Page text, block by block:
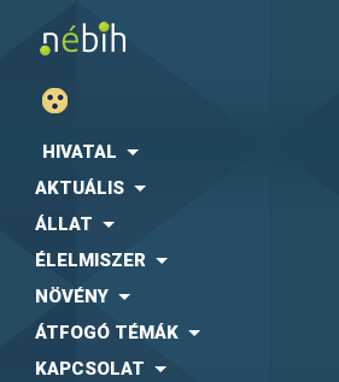
HIVATAL
AKTUÁLIS
ÁLLAT
ÉLELMISZER
NÖVÉNY
ÁTFOGÓ TÉMÁK
KAPCSOLAT